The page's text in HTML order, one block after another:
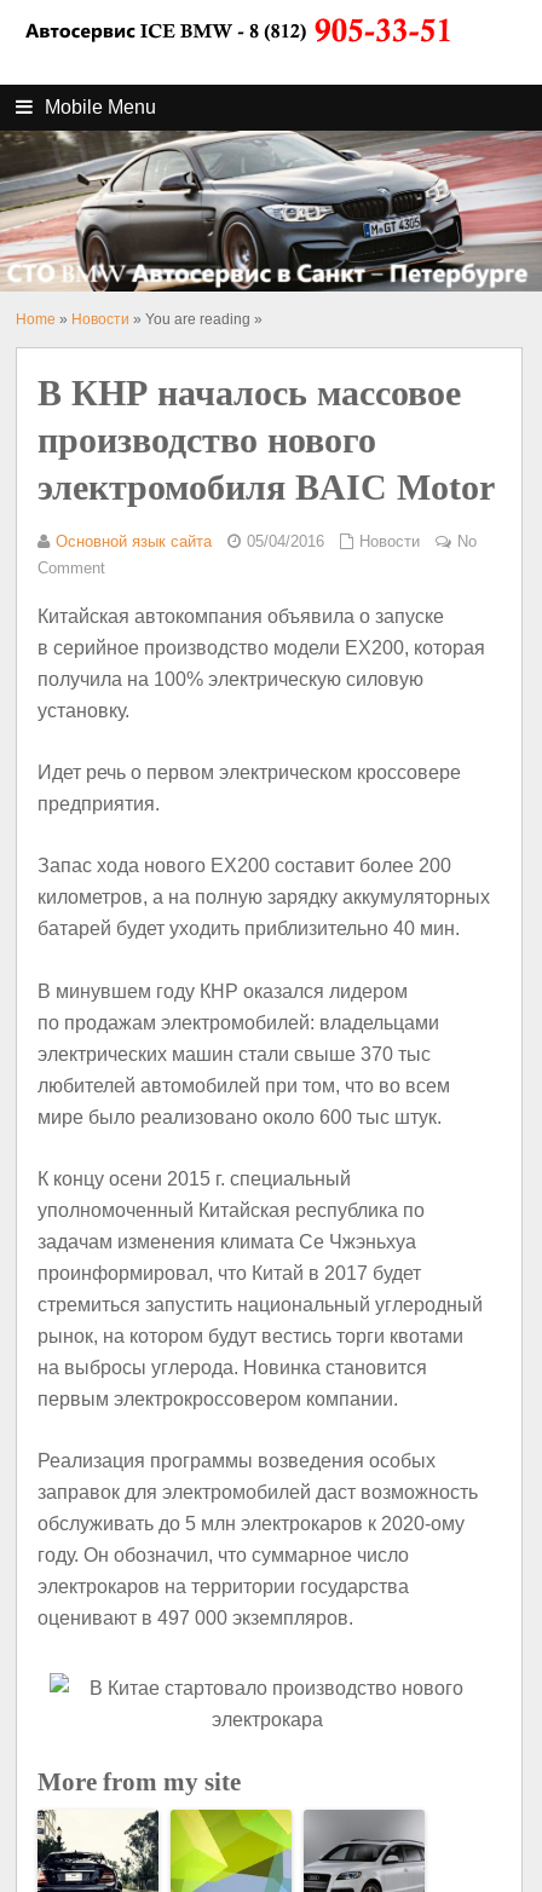
Mobile Menu
Home » Новости » You are reading »
В КНР началось массовое
производство нового
электромобиля BAIC Motor
Основной язык сайта 05/04/2016 Новости
No
Comment
Китайская автокомпания объявила о запуске
в серийное производство модели EX200, которая
получила на 100% электрическую силовую
установку.
Идет речь о первом электрическом кроссовере
предприятия.
Запас хода нового EX200 составит более 200
километров, а на полную зарядку аккумуляторных
батарей будет уходить приблизительно 40 мин.
В минувшем году КНР оказался лидером
по продажам электромобилей: владельцами
электрических машин стали свыше 370 тыс
любителей автомобилей при том, что во всем
мире было реализовано около 600 тыс штук.
К концу осени 2015 г. специальный
уполномоченный Китайская республика по
задачам изменения климата Се Чжэньхуа
проинформировал, что Китай в 2017 будет
стремиться запустить национальный углеродный
рынок, на котором будут вестись торги квотами
на выбросы углерода. Новинка становится
первым электрокроссовером компании.
Реализация программы возведения особых
заправок для электромобилей даст возможность
обслуживать до 5 млн электрокаров к 2020-ому
году. Он обозначил, что суммарное число
электрокаров на территории государства
оценивают в 497 000 экземпляров.
More from my site